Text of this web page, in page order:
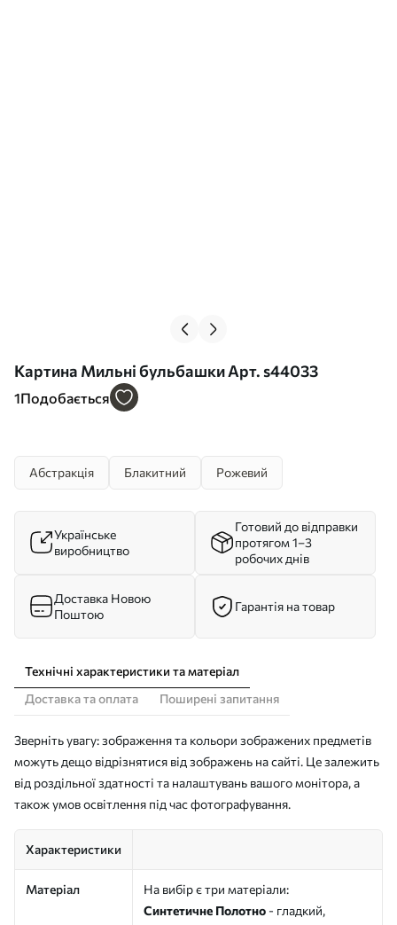
Картина Мильні бульбашки Арт. s44033
1Подобається
Абстракція Блакитний Рожевий
Українське
виробництво
Готовий до відправки
протягом 1–3
робочих днів
Доставка Новою
Поштою
Гарантія на товар
Технічні характеристики та матеріал
Доставка та оплата
Поширені запитання
Зверніть увагу: зображення та кольори зображених предметів
можуть дещо відрізнятися від зображень на сайті. Це залежить
від роздільної здатності та налаштувань вашого монітора, а
також умов освітлення під час фотографування.
Характеристики
Матеріал
На вибір є три матеріали:
Синтетичне Полотно - гладкий,